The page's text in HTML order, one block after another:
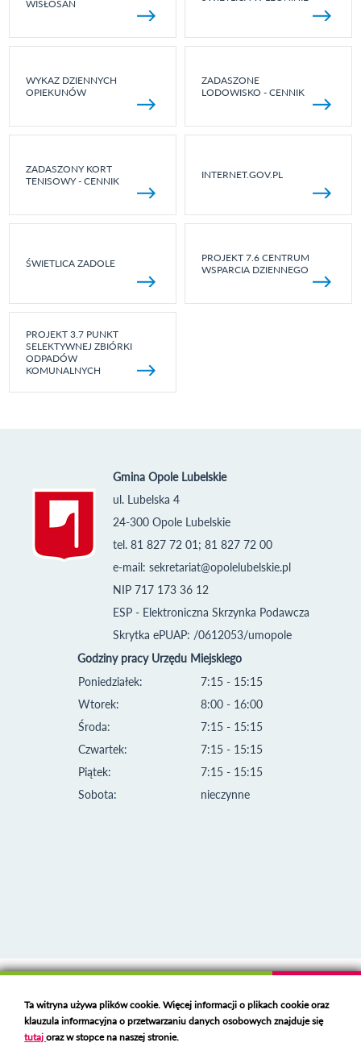
WISŁOSAN
WYKAZ DZIENNYCH
OPIEKUNÓW
ZADASZONE
LODOWISKO - CENNIK
ZADASZONY KORT
TENISOWY - CENNIK
INTERNET.GOV.PL
ŚWIETLICA ZADOLE
PROJEKT 7.6 CENTRUM
WSPARCIA DZIENNEGO
PROJEKT 3.7 PUNKT
SELEKTYWNEJ ZBIÓRKI
ODPADÓW
KOMUNALNYCH
Gmina Opole Lubelskie
ul. Lubelska 4
24-300 Opole Lubelskie
tel. 81 827 72 01; 81 827 72 00
e-mail: sekretariat@opolelubelskie.pl
NIP 717 173 36 12
ESP - Elektroniczna Skrzynka Podawcza
Skrytka ePUAP: /0612053/umopole
Godziny pracy Urzędu Miejskiego
Poniedziałek:
Wtorek:
Środa:
Czwartek:
Piątek:
Sobota:
7:15 - 15:15
8:00 - 16:00
7:15 - 15:15
7:15 - 15:15
7:15 - 15:15
nieczynne
Deklaracja dostępności
Polski serwer RBLhttps://polspam.pl/
Ta witryna używa plików cookie. Więcej informacji o plikach cookie oraz
klauzula informacyjna o przetwarzaniu danych osobowych znajduje się
tutajoraz w stopce na naszej stronie.